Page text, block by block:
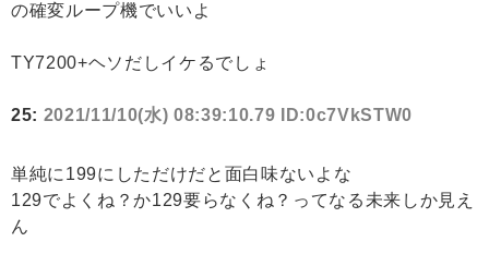
の確変ループ機でいいよ
TY7200+ヘソだしイケるでしょ
25: 2021/11/10(水) 08:39:10.79 ID:0c7VkSTW0
単純に199にしただけだと面白味ないよな
129でよくね？か129要らなくね？ってなる未来しか見え
ん